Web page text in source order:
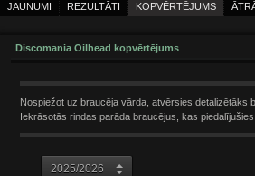
JAUNUMI REZULTĀTI KOPVĒRTĒJUMS
Discomania Oilhead kopvērtējums
Nospiežot uz braucēja vārda, atvērsies detalizētāks
Iekrāsotās rindas parāda braucējus, kas